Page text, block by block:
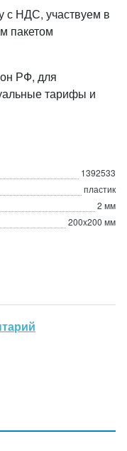
с НДС, участвуем в
пакетом
РФ, для
тарифы и
1392533
пластик
2 мм
200x200 мм